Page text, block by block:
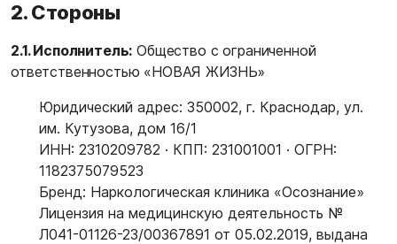
2. Стороны
2.1. Исполнитель: Общество с ограниченной
ответственностью «НОВАЯ ЖИЗНЬ»
Юридический адрес: 350002, г. Краснодар, ул.
им. Кутузова, дом 16/1
ИНН: 2310209782 · КПП: 231001001 · ОГРН:
1182375079523
Бренд: Наркологическая клиника «Осознание»
Лицензия на медицинскую деятельность №
Л041-01126-23/00367891 от 05.02.2019, выдана